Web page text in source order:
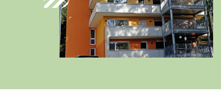
Italiano
România